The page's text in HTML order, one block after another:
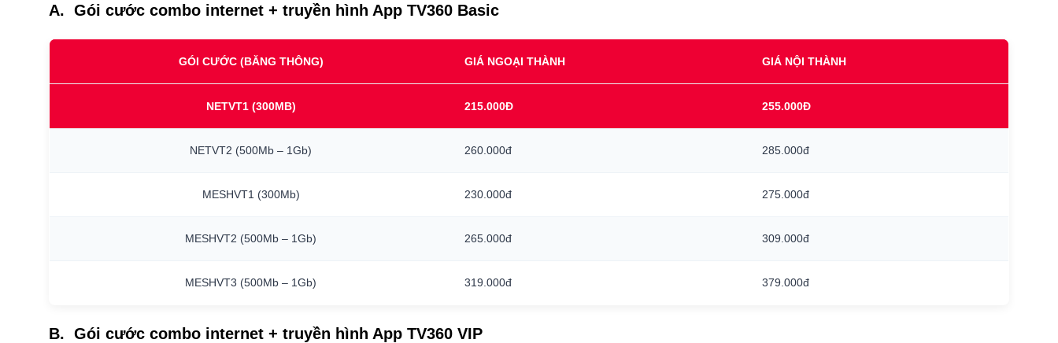
A. Gói cước combo internet + truyền hình App TV360 Basic
GÓI CƯỚC (BĂNG THÔNG) GIÁ NGOẠI THÀNH GIÁ NỘI THÀNH
NETVT1 (300MB) 215.000Đ 255.000Đ
NETVT2 (500Mb – 1Gb) 260.000đ 285.000đ
MESHVT1 (300Mb) 230.000đ 275.000đ
MESHVT2 (500Mb – 1Gb) 265.000đ 309.000đ
MESHVT3 (500Mb – 1Gb) 319.000đ 379.000đ
B. Gói cước combo internet + truyền hình App TV360 VIP